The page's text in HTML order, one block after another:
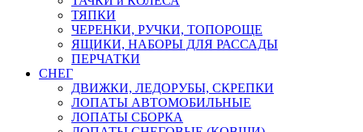
ТЯПКИ
ЧЕРЕНКИ, РУЧКИ, ТОПОРОЩЕ
ЯЩИКИ, НАБОРЫ ДЛЯ РАССАДЫ
ПЕРЧАТКИ
СНЕГ
ДВИЖКИ, ЛЕДОРУБЫ, СКРЕПКИ
ЛОПАТЫ АВТОМОБИЛЬНЫЕ
ЛОПАТЫ СБОРКА